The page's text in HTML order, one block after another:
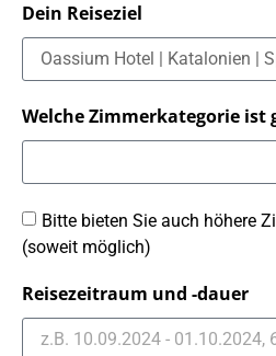
Dein Reiseziel
Welche Zimmerkategorie ist
Bitte bieten Sie auch höhere
(soweit möglich)
Reisezeitraum und -dauer